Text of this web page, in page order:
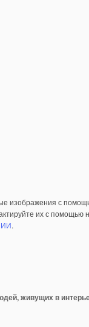
изображения с
их с помощью
ИИ.
живущих в